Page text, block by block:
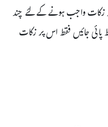
زکات واجب ہونے کے لئے چند
جائیں فقط اس پر زکات